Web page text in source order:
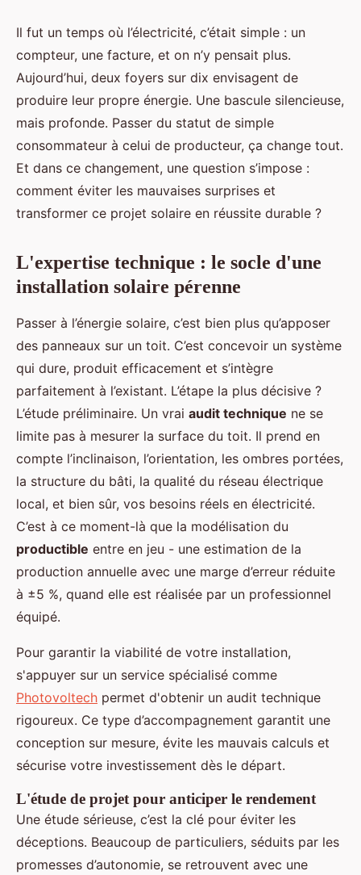
Les raisons incontournables
d'engager un spécialiste en
photovoltaïque
Gordon•11/05/2026 18:43•10 min de lecture
Il fut un temps où l’électricité, c’était simple : un
compteur, une facture, et on n’y pensait plus.
Aujourd’hui, deux foyers sur dix envisagent de
produire leur propre énergie. Une bascule silencieuse,
mais profonde. Passer du statut de simple
consommateur à celui de producteur, ça change tout.
Et dans ce changement, une question s’impose :
comment éviter les mauvaises surprises et
transformer ce projet solaire en réussite durable ?
L'expertise technique : le socle d'une
installation solaire pérenne
Passer à l’énergie solaire, c’est bien plus qu’apposer
des panneaux sur un toit. C’est concevoir un système
qui dure, produit efficacement et s’intègre
parfaitement à l’existant. L’étape la plus décisive ?
L’étude préliminaire. Un vrai audit technique ne se
limite pas à mesurer la surface du toit. Il prend en
compte l’inclinaison, l’orientation, les ombres portées,
la structure du bâti, la qualité du réseau électrique
local, et bien sûr, vos besoins réels en électricité.
C’est à ce moment-là que la modélisation du
productible entre en jeu - une estimation de la
production annuelle avec une marge d’erreur réduite
à ±5 %, quand elle est réalisée par un professionnel
équipé.
Pour garantir la viabilité de votre installation,
s'appuyer sur un service spécialisé comme
Photovoltech permet d'obtenir un audit technique
rigoureux. Ce type d’accompagnement garantit une
conception sur mesure, évite les mauvais calculs et
sécurise votre investissement dès le départ.
L'étude de projet pour anticiper le rendement
Une étude sérieuse, c’est la clé pour éviter les
déceptions. Beaucoup de particuliers, séduits par les
promesses d’autonomie, se retrouvent avec une